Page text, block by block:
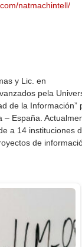
natmachintell/
y Lic. en
pela
de la Información”
– España.
a 14 instituciones
de